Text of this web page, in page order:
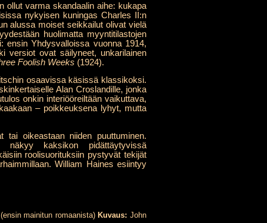
ollut varma skandaalin aihe: kukapa
nykyisen kuningas Charles II:n
alussa moiset seikkailut olivat vielä
huolimatta myyntitilastojen
ensin Yhdysvalloissa vuonna 1914,
versiot ovat säilyneet, unkarilainen
Foolish Weeks (1924).
osaavissa käsissä klassikoksi.
Alan Croslandille, jonka
onkin interiööreiltään vaikuttava,
– poikkeuksena lyhyt, mutta
tai oikeastaan niiden puuttuminen.
näkyy kaksikon pidättäytyvissä
roolisuorituksiin pystyvät tekijät
William Haines esiintyy
mainitun romaanista) Kuvaus: John